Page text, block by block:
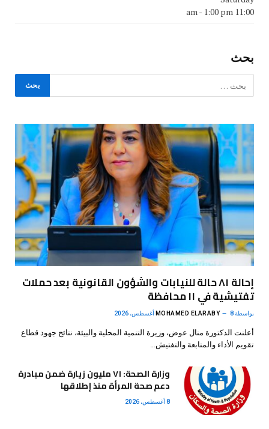
11:00 am
- 1:00 pm
بحث
إحالة ٨١ حالة للنيابات والشؤون القانونية بعد حملات
تفتيشية في ١١ محافظة
بواسطة MOHAMED ELARABY 8 أغسطس، 2026
أعلنت الدكتورة منال عوض، وزيرة التنمية المحلية والبيئة، نتائج جهود قطاع
تقويم الأداء والمتابعة والتفتيش…
وزارة الصحة: ٧١ مليون زيارة ضمن مبادرة
دعم صحة المرأة منذ إطلاقها
8 أغسطس، 2026